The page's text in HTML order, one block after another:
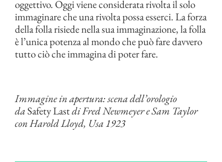
oggettivo. Oggi viene considerata rivolta il solo
immaginare che una rivolta possa esserci. La forza
della folla risiede nella sua immaginazione, la folla
è l’unica potenza al mondo che può fare davvero
tutto ciò che immagina di poter fare.
Immagine in apertura: scena dell’orologio
da Safety Lastdi Fred Newmeyer e Sam Taylor
con Harold Lloyd, Usa 1923